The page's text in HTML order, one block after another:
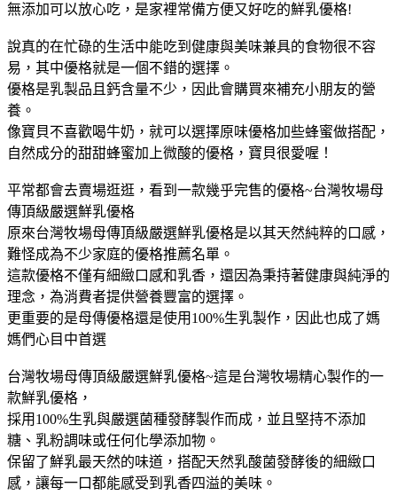
無添加可以放心吃，是家裡常備方便又好吃的鮮乳優格!
說真的在忙碌的生活中能吃到健康與美味兼具的食物很不容
易，其中優格就是一個不錯的選擇。
優格是乳製品且鈣含量不少，因此會購買來補充小朋友的營
養。
像寶貝不喜歡喝牛奶，就可以選擇原味優格加些蜂蜜做搭配，
自然成分的甜甜蜂蜜加上微酸的優格，寶貝很愛喔！
平常都會去賣場逛逛，看到一款幾乎完售的優格~台灣牧場母
傳頂級嚴選鮮乳優格
原來台灣牧場母傳頂級嚴選鮮乳優格是以其天然純粹的口感，
難怪成為不少家庭的優格推薦名單。
這款優格不僅有細緻口感和乳香，還因為秉持著健康與純淨的
理念，為消費者提供營養豐富的選擇。
更重要的是母傳優格還是使用100%生乳製作，因此也成了媽
媽們心目中首選
台灣牧場母傳頂級嚴選鮮乳優格~這是台灣牧場精心製作的一
款鮮乳優格，
採用100%生乳與嚴選菌種發酵製作而成，並且堅持不添加
糖、乳粉調味或任何化學添加物。
保留了鮮乳最天然的味道，搭配天然乳酸菌發酵後的細緻口
感，讓每一口都能感受到乳香四溢的美味。